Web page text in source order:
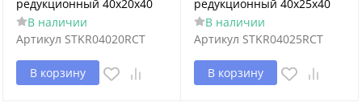
редукционный 40x20x40
В наличии
Артикул STKR04020RCT
В корзину
редукционный 40x25x40
В наличии
Артикул STKR04025RCT
В корзину